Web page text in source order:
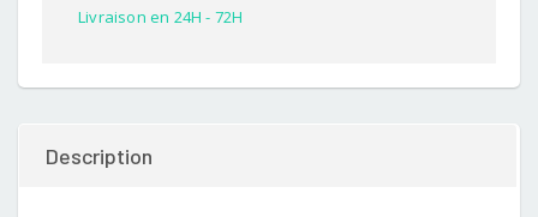
Livraison en 24H - 72H
Description